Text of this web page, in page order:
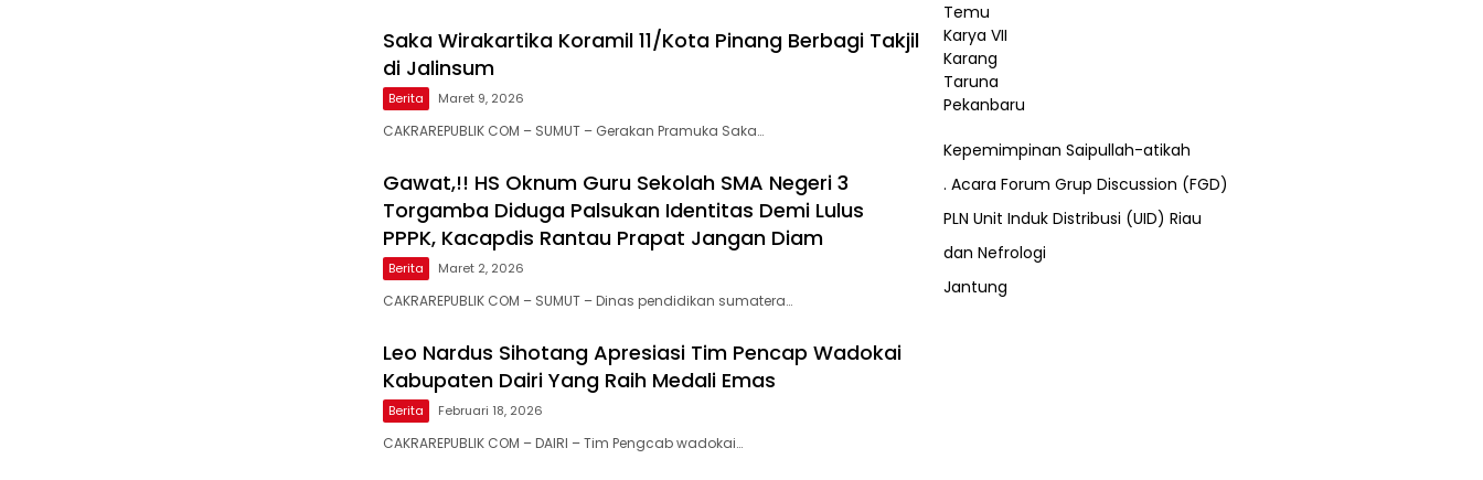
Saka Wirakartika Koramil 11/Kota Pinang Berbagi Takjil
di Jalinsum
Berita Maret 9, 2026
CAKRAREPUBLIK COM – SUMUT – Gerakan Pramuka Saka…
Gawat,!! HS Oknum Guru Sekolah SMA Negeri 3
Torgamba Diduga Palsukan Identitas Demi Lulus
PPPK, Kacapdis Rantau Prapat Jangan Diam
Berita Maret 2, 2026
CAKRAREPUBLIK COM – SUMUT – Dinas pendidikan sumatera…
Leo Nardus Sihotang Apresiasi Tim Pencap Wadokai
Kabupaten Dairi Yang Raih Medali Emas
Berita Februari 18, 2026
CAKRAREPUBLIK COM – DAIRI – Tim Pengcab wadokai…
Kepemimpinan Saipullah-atikah
. Acara Forum Grup Discussion (FGD)
PLN Unit Induk Distribusi (UID) Riau
dan Nefrologi
Jantung